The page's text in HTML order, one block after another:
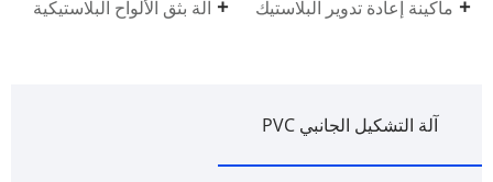
آلة بثق الألواح البلاستيكية ماكينة إعادة تدوير البلاستيك
آلة التشكيل الجانبي PVC